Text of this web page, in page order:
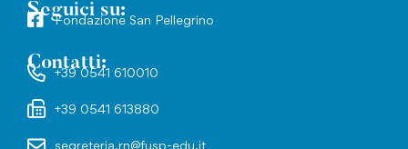
Seguici su:
Fondazione San Pellegrino
Contatti:
+39 0541 610010
+39 0541 613880
segreteria.rn@fusp-edu.it